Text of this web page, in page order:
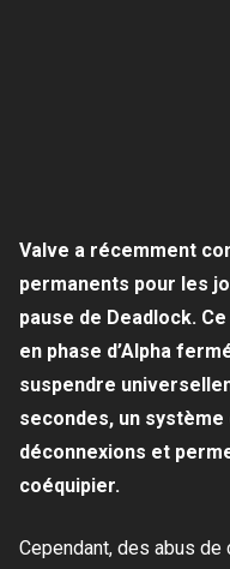
Valve a récemment
permanents pour les
pause de Deadlock.
en phase d’Alpha
suspendre
secondes, un
déconnexions et
coéquipier.
Cependant, des abus